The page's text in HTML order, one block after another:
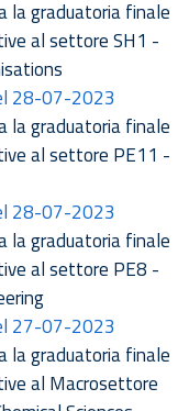
la graduatoria finale
al settore SH1 -
28-07-2023
la graduatoria finale
al settore PE11 -
28-07-2023
la graduatoria finale
al settore PE8 -
27-07-2023
la graduatoria finale
al Macrosettore